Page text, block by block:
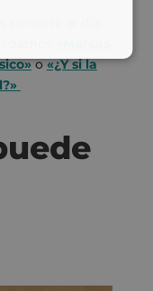
ponerte al día
o«¿Y si la